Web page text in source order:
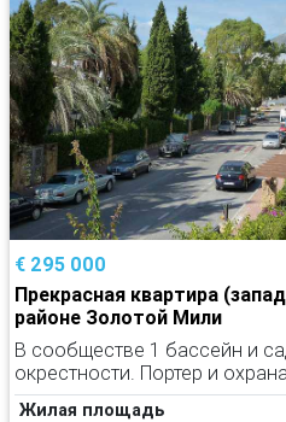
€ 295 000
Прекрасная квартира
районе Золотой Мили
В сообществе 1 бассейн и
окрестности. Портер и
Жилая площадь